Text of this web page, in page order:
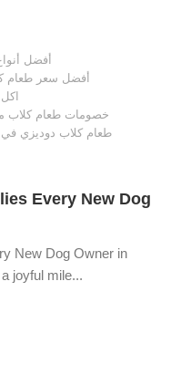
أفضل
أفضل سعر طعام
خصومات طعام كلاب
طعام كلاب دوديزي
Every New Dog
New Dog Owner in
joyful mile...